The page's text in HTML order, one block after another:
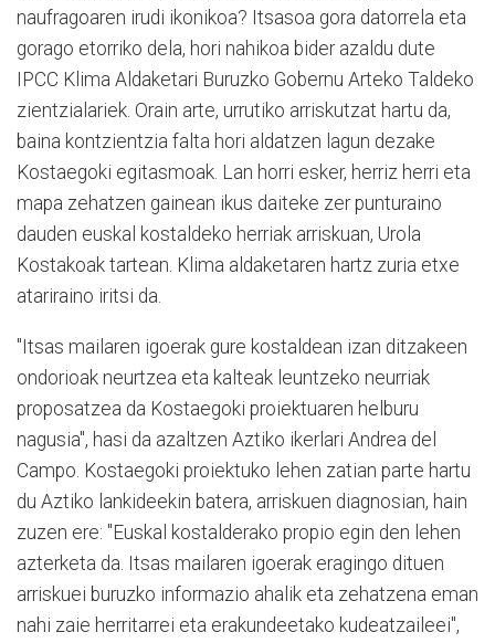
naufragoaren irudi ikonikoa? Itsasoa gora datorrela eta
gorago etorriko dela, hori nahikoa bider azaldu dute
IPCC Klima Aldaketari Buruzko Gobernu Arteko Taldeko
zientzialariek. Orain arte, urrutiko arriskutzat hartu da,
baina kontzientzia falta hori aldatzen lagun dezake
Kostaegoki egitasmoak. Lan horri esker, herriz herri eta
mapa zehatzen gainean ikus daiteke zer punturaino
dauden euskal kostaldeko herriak arriskuan, Urola
Kostakoak tartean. Klima aldaketaren hartz zuria etxe
atariraino iritsi da.
"Itsas mailaren igoerak gure kostaldean izan ditzakeen
ondorioak neurtzea eta kalteak leuntzeko neurriak
proposatzea da Kostaegoki proiektuaren helburu
nagusia", hasi da azaltzen Aztiko ikerlari Andrea del
Campo. Kostaegoki proiektuko lehen zatian parte hartu
du Aztiko lankideekin batera, arriskuen diagnosian, hain
zuzen ere: "Euskal kostalderako propio egin den lehen
azterketa da. Itsas mailaren igoerak eragingo dituen
arriskuei buruzko informazio ahalik eta zehatzena eman
nahi zaie herritarrei eta erakundeetako kudeatzaileei",